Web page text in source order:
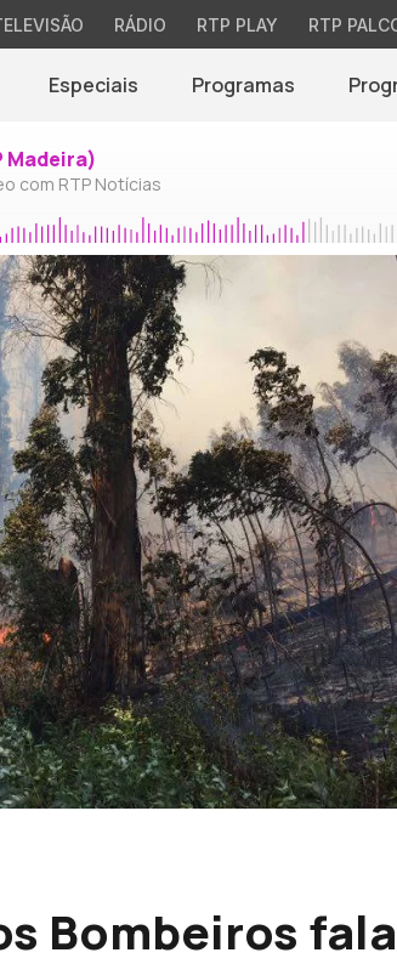
RÁDIO RTP PLAY RTP
Especiais Programas
Madeira)
com RTP Notícias
Bombeiros